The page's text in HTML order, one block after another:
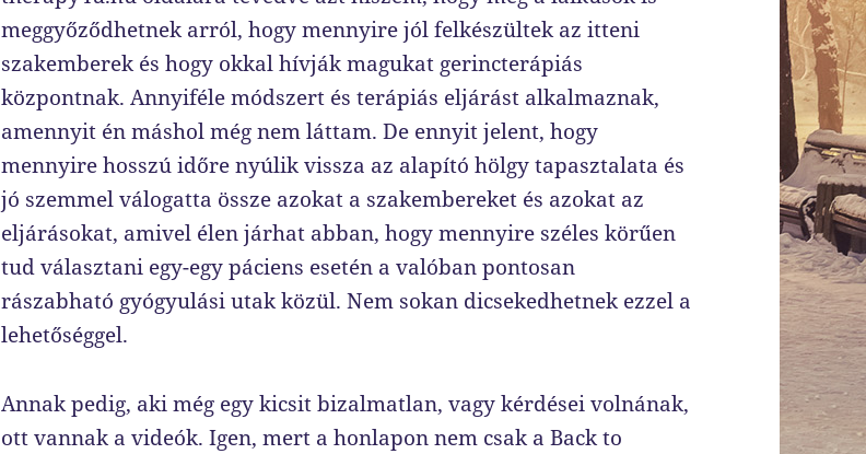
meggyőződhetnek arról, hogy mennyire jól felkészültek az itteni
szakemberek és hogy okkal hívják magukat gerincterápiás
központnak. Annyiféle módszert és terápiás eljárást alkalmaznak,
amennyit én máshol még nem láttam. De ennyit jelent, hogy
mennyire hosszú időre nyúlik vissza az alapító hölgy tapasztalata és
jó szemmel válogatta össze azokat a szakembereket és azokat az
eljárásokat, amivel élen járhat abban, hogy mennyire széles körűen
tud választani egy-egy páciens esetén a valóban pontosan
rászabható gyógyulási utak közül. Nem sokan dicsekedhetnek ezzel a
lehetőséggel.
Annak pedig, aki még egy kicsit bizalmatlan, vagy kérdései volnának,
ott vannak a videók. Igen, mert a honlapon nem csak a Back to